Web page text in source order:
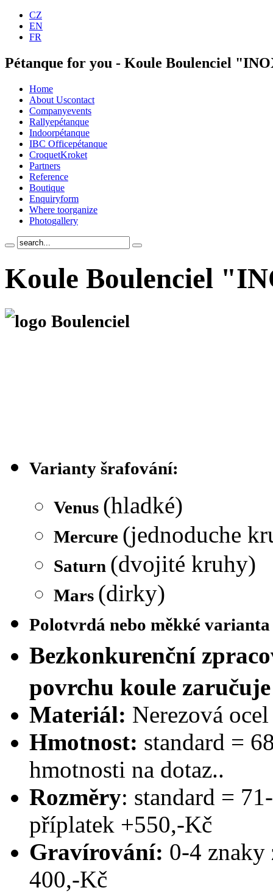
CZ
EN
FR
Pétanque for you - Koule Boulenciel
Home
About Uscontact
Companyevents
Rallyepétanque
Indoorpétanque
IBC Officepétanque
CroquetKroket
Partners
Reference
Boutique
Enquiryform
Where toorganize
Photogallery
Koule Boulenciel
Varianty šrafování:
Venus (hladké)
Mercure (jednoduche
Saturn (dvojité kruhy)
Mars (dirky)
Polotvrdá nebo měkké varianta
Bezkonkurenční
povrchu koule
Materiál: Nerezová ocel
Hmotnost: standard =
hmotnosti na dotaz..
Rozměry: standard =
příplatek +550,-Kč
Gravírování: 0-4 znaky
400,-Kč